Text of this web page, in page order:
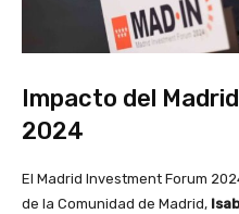
Impacto del
2024
El Madrid Investment Forum
de la Comunidad de Madrid,